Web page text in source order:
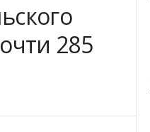
285